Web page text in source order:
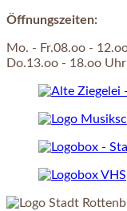
Öffnungszeiten:
Mo. - Fr.08.oo -
Do.13.oo - 18.oo Uhr